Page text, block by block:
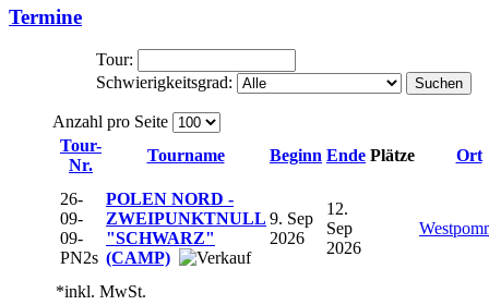
Termine
Tour:
Schwierigkeitsgrad:
Suchen
Anzahl pro Seite
Tour-
Nr.
Tourname Beginn Ende Plätze Ort
26-
09-
09-
PN2s
POLEN NORD -
ZWEIPUNKTNULL
"SCHWARZ"
(CAMP)
9. Sep
2026
12.
Sep
2026
*inkl. MwSt.